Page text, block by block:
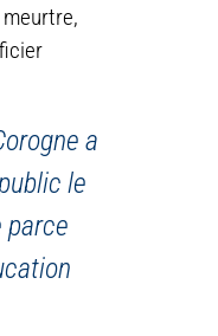
a
le
parce